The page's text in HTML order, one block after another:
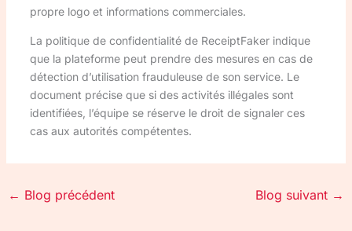
propre logo et informations commerciales.
La politique de confidentialité de ReceiptFaker indique
que la plateforme peut prendre des mesures en cas de
détection d’utilisation frauduleuse de son service. Le
document précise que si des activités illégales sont
identifiées, l’équipe se réserve le droit de signaler ces
cas aux autorités compétentes.
← Blog précédent Blog suivant →